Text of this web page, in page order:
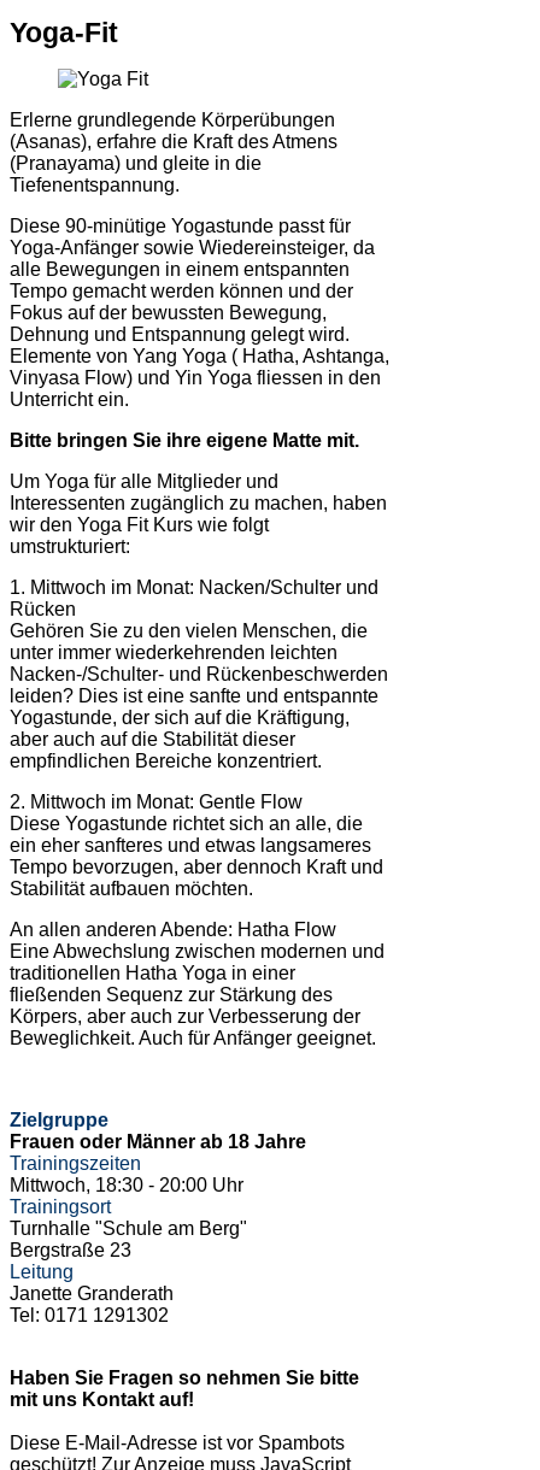
Yoga-Fit
Erlerne grundlegende Körperübungen
(Asanas), erfahre die Kraft des Atmens
(Pranayama) und gleite in die
Tiefenentspannung.
Diese 90-minütige Yogastunde passt für
Yoga-Anfänger sowie Wiedereinsteiger, da
alle Bewegungen in einem entspannten
Tempo gemacht werden können und der
Fokus auf der bewussten Bewegung,
Dehnung und Entspannung gelegt wird.
Elemente von Yang Yoga ( Hatha, Ashtanga,
Vinyasa Flow) und Yin Yoga fliessen in den
Unterricht ein.
Bitte bringen Sie ihre eigene Matte mit.
Um Yoga für alle Mitglieder und
Interessenten zugänglich zu machen, haben
wir den Yoga Fit Kurs wie folgt
umstrukturiert:
1. Mittwoch im Monat: Nacken/Schulter und
Rücken
Gehören Sie zu den vielen Menschen, die
unter immer wiederkehrenden leichten
Nacken-/Schulter- und Rückenbeschwerden
leiden? Dies ist eine sanfte und entspannte
Yogastunde, der sich auf die Kräftigung,
aber auch auf die Stabilität dieser
empfindlichen Bereiche konzentriert.
2. Mittwoch im Monat: Gentle Flow
Diese Yogastunde richtet sich an alle, die
ein eher sanfteres und etwas langsameres
Tempo bevorzugen, aber dennoch Kraft und
Stabilität aufbauen möchten.
An allen anderen Abende: Hatha Flow
Eine Abwechslung zwischen modernen und
traditionellen Hatha Yoga in einer
fließenden Sequenz zur Stärkung des
Körpers, aber auch zur Verbesserung der
Beweglichkeit. Auch für Anfänger geeignet.
Zielgruppe
Frauen oder Männer ab 18 Jahre
Trainingszeiten
Mittwoch, 18:30 - 20:00 Uhr
Trainingsort
Turnhalle "Schule am Berg"
Bergstraße 23
Leitung
Janette Granderath
Tel: 0171 1291302
Haben Sie Fragen so nehmen Sie bitte
mit uns Kontakt auf!
Diese E-Mail-Adresse ist vor Spambots
geschützt! Zur Anzeige muss JavaScript